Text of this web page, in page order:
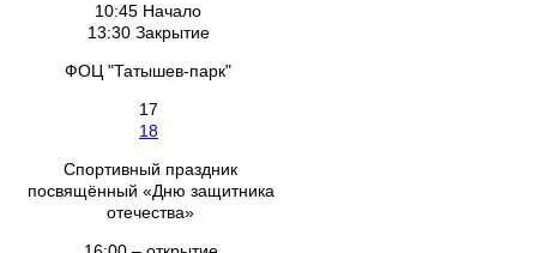
10:45 Начало
13:30 Закрытие
ФОЦ "Татышев-парк"
17
18
Спортивный праздник
посвящённый «Дню защитника
отечества»